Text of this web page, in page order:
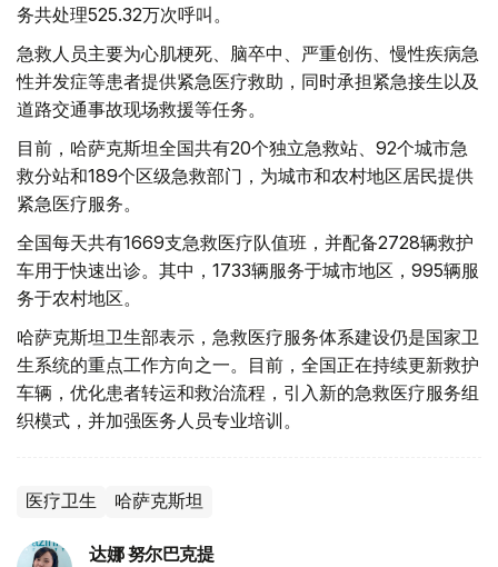
务共处理525.32万次呼叫。
急救人员主要为心肌梗死、脑卒中、严重创伤、慢性疾病急
性并发症等患者提供紧急医疗救助，同时承担紧急接生以及
道路交通事故现场救援等任务。
目前，哈萨克斯坦全国共有20个独立急救站、92个城市急
救分站和189个区级急救部门，为城市和农村地区居民提供
紧急医疗服务。
全国每天共有1669支急救医疗队值班，并配备2728辆救护
车用于快速出诊。其中，1733辆服务于城市地区，995辆服
务于农村地区。
哈萨克斯坦卫生部表示，急救医疗服务体系建设仍是国家卫
生系统的重点工作方向之一。目前，全国正在持续更新救护
车辆，优化患者转运和救治流程，引入新的急救医疗服务组
织模式，并加强医务人员专业培训。
医疗卫生 哈萨克斯坦
达娜 努尔巴克提